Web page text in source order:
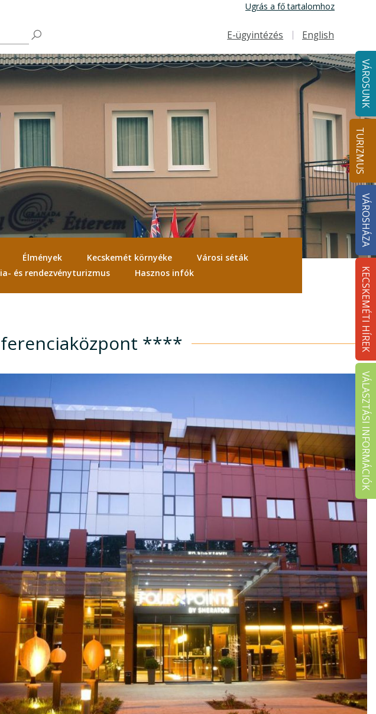
Ugrás a fő tartalomhoz
Felső navigáció
E-ügyintézés English
VÁROSUNK
TURIZMUS
VÁROSHÁZA
KECSKEMÉTI HÍREK
VÁLASZTÁSI INFORMÁCIÓK
Élmények Kecskemét környéke
Városi séták
és rendezvényturizmus Hasznos infók
****